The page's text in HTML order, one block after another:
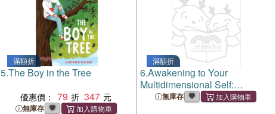
滿額折
5.The Boy in the Tree
優惠價： 79 347
無庫存
滿額折
6.Awakening to Your
Multidimensional Self:
Harnessing Energy, Timelines,
無庫存